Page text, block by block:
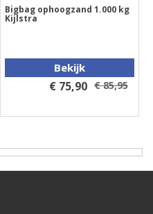
Bigbag ophoogzand 1.000 kg
Kijlstra
Bekijk
€ 75,90 € 85,95